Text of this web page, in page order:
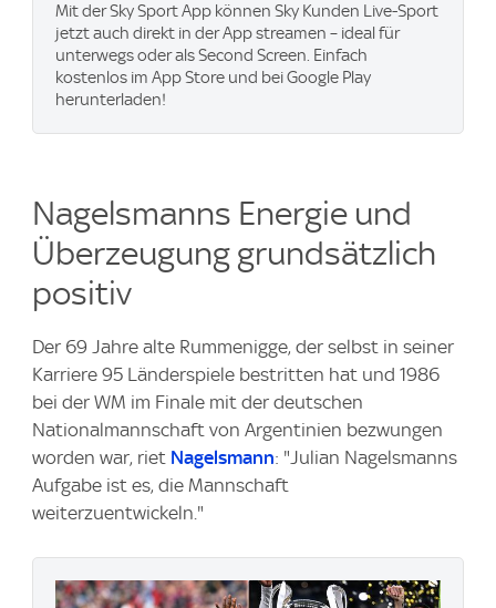
Mit der Sky Sport App können Sky Kunden Live-Sport
jetzt auch direkt in der App streamen – ideal für
unterwegs oder als Second Screen. Einfach
kostenlos im App Store und bei Google Play
herunterladen!
Nagelsmanns Energie und
Überzeugung grundsätzlich
positiv
Der 69 Jahre alte Rummenigge, der selbst in seiner
Karriere 95 Länderspiele bestritten hat und 1986
bei der WM im Finale mit der deutschen
Nationalmannschaft von Argentinien bezwungen
worden war, riet Nagelsmann: "Julian Nagelsmanns
Aufgabe ist es, die Mannschaft
weiterzuentwickeln."